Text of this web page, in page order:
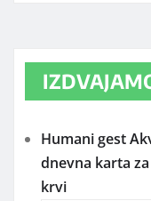
Humani gest
dnevna karta
krvi